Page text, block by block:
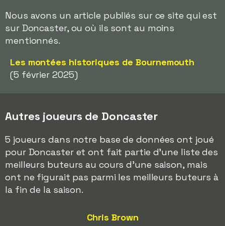
Nous avons un article publiés sur ce site qui est
sur Doncaster, ou où ils sont au moins
mentionnés.
Les montées historiques de Bournemouth
(5 février 2025)
Autres joueurs de Doncaster
5 joueurs dans notre base de données ont joué
pour Doncaster et ont fait partie d'une liste des
meilleurs buteurs au cours d'une saison, mais
ont ne figurait pas parmi les meilleurs buteurs à
la fin de la saison.
Chris Brown